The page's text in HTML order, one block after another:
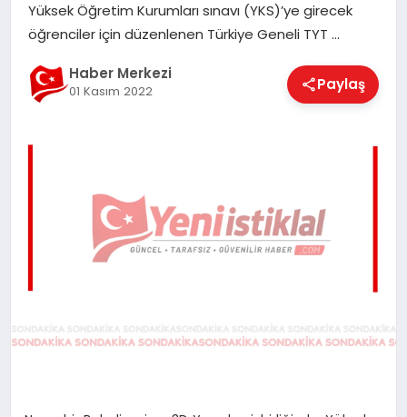
EĞITIM
EKONOMI
SPOR
Yüksek Öğretim Kurumları sınavı (YKS)’ye girecek
öğrenciler için düzenlenen Türkiye Geneli TYT …
Haber Merkezi
01 Kasım 2022 Paylaş